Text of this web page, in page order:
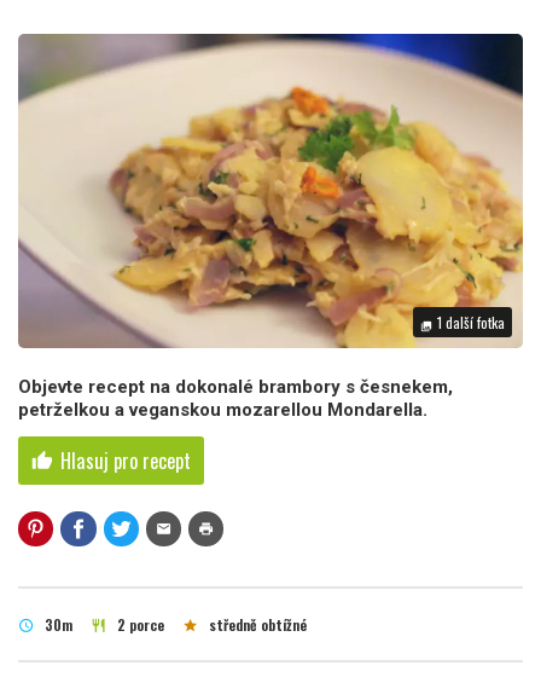
photo_library 1 další fotka
Objevte recept na dokonalé brambory s česnekem,
petrželkou a veganskou mozarellou Mondarella.
thumb_up Hlasuj pro recept
mail print
schedule 30m restaurant 2 porce star středně obtížné